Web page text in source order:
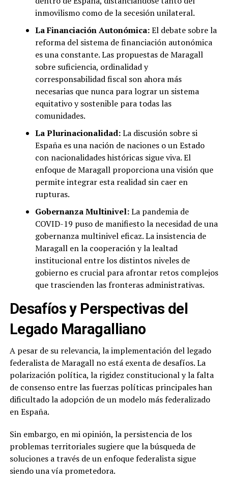
inmovilismo como de la secesión unilateral.
La Financiación Autonómica:El debate sobre la
reforma del sistema de financiación autonómica
es una constante. Las propuestas de Maragall
sobre suficiencia, ordinalidad y
corresponsabilidad fiscal son ahora más
necesarias que nunca para lograr un sistema
equitativo y sostenible para todas las
comunidades.
La Plurinacionalidad:La discusión sobre si
España es una nación de naciones o un Estado
con nacionalidades históricas sigue viva. El
enfoque de Maragall proporciona una visión que
permite integrar esta realidad sin caer en
rupturas.
Gobernanza Multinivel:La pandemia de
COVID-19 puso de manifiesto la necesidad de una
gobernanza multinivel eficaz. La insistencia de
Maragall en la cooperación y la lealtad
institucional entre los distintos niveles de
gobierno es crucial para afrontar retos complejos
que trascienden las fronteras administrativas.
Desafíos y Perspectivas del
Legado Maragalliano
A pesar de su relevancia, la implementación del legado
federalista de Maragall no está exenta de desafíos. La
polarización política, la rigidez constitucional y la falta
de consenso entre las fuerzas políticas principales han
dificultado la adopción de un modelo más federalizado
en España.
Sin embargo, en mi opinión, la persistencia de los
problemas territoriales sugiere que la búsqueda de
soluciones a través de un enfoque federalista sigue
siendo una vía prometedora.